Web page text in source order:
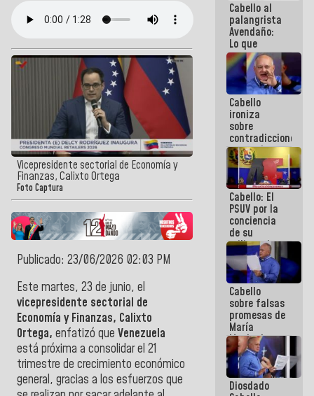
Vicepresidente sectorial de Economía y
Finanzas, Calixto Ortega
Foto Captura
Publicado: 23/06/2026 02:03 PM
Este martes, 23 de junio, el
vicepresidente sectorial de
Economía y Finanzas, Calixto
Ortega, enfatizó que Venezuela
está próxima a consolidar el 21
trimestre de crecimiento económico
general, gracias a los esfuerzos que
Cabello al
palangrista
Avendaño:
Lo que
vayas a
escribir
hazlo hoy
por que no
sabemos si
la semana
que viene
hay
programa
Cabello
ironiza
sobre
contradicciones
y mentiras
de María
Machado:
¡Créanle!
Cabello: El
PSUV por la
conciencia
de su
militancia
es la
organización
política más
sólida de
Venezuela
Cabello
sobre falsas
promesas de
María
Machado:
¿Quién le
puede creer?
¿Y la gente
que ella iba
Diosdado